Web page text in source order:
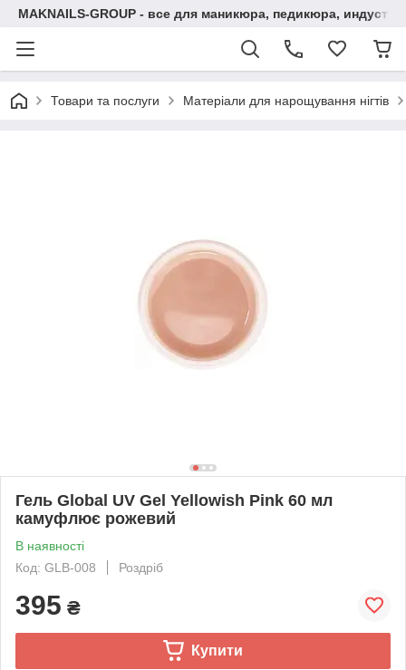
MAKNAILS-GROUP - все для маникюра, педикюра,
Товари та послуги Матеріали для нарощування нігтів
Гель Global UV Gel Yellowish Pink 60 мл
камуфлює рожевий
В наявності
Код: GLB-008
Роздріб
395 ₴
Купити